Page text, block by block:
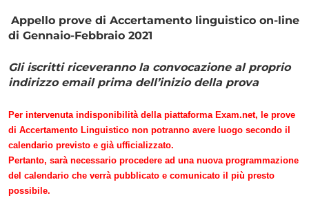
Appello prove di Accertamento linguistico on-line
di Gennaio-Febbraio 2021
Gli iscritti riceveranno la convocazione al proprio
indirizzo email prima dell’inizio della prova
Per intervenuta indisponibilità della piattaforma Exam.net, le prove
di Accertamento Linguistico non potranno avere luogo secondo il
calendario previsto e già ufficializzato.
Pertanto, sarà necessario procedere ad una nuova programmazione
del calendario che verrà pubblicato e comunicato il più presto
possibile.